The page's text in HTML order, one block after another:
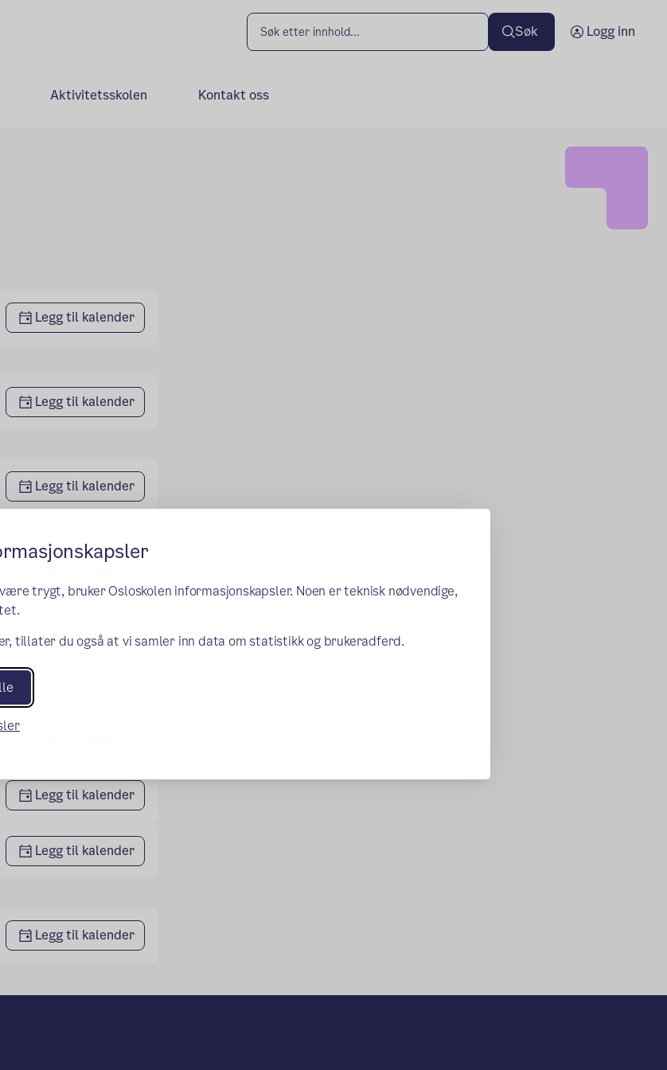
trygt, bruker Osloskolen informasjonskapsler. Noen er teknisk nødvendige,
tillater du også at vi samler inn data om statistikk og brukeradferd.
Søk Logg inn
Aktivitetsskolen Kontakt oss
Legg til kalender
Legg til kalender
Legg til kalender
Legg til kalender
Legg til kalender
Legg til kalender
Legg til kalender